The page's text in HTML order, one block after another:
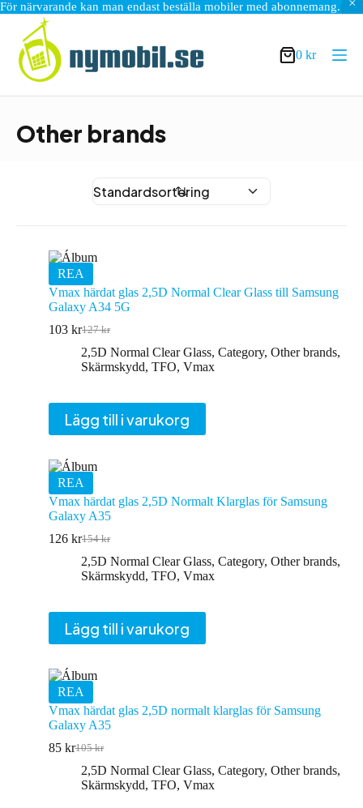
För närvarande kan man endast beställa mobiler med abonnemang.
innehåll
Varukorg
0 kr
Other brands
REA
Vmax härdat glas 2,5D Normal Clear Glass till Samsung
Galaxy A34 5G
127kr
Det
ursprungliga
priset
103 krDet
nuvarande
priset
2,5D Normal Clear Glass, Category, Other brands,
Skärmskydd, TFO, Vmax
Lägg till i varukorg
REA
Vmax härdat glas 2,5D Normalt Klarglas för Samsung
Galaxy A35
154kr
Det
ursprungliga
priset
126 krDet
nuvarande
priset
2,5D Normal Clear Glass, Category, Other brands,
Skärmskydd, TFO, Vmax
Lägg till i varukorg
REA
Vmax härdat glas 2,5D normalt klarglas för Samsung
Galaxy A35
105kr
Det
ursprungliga
priset
85 krDet
nuvarande
priset
2,5D Normal Clear Glass, Category, Other brands,
Skärmskydd, TFO, Vmax